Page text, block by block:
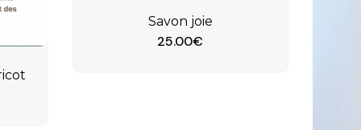
Savon joie
25.00€